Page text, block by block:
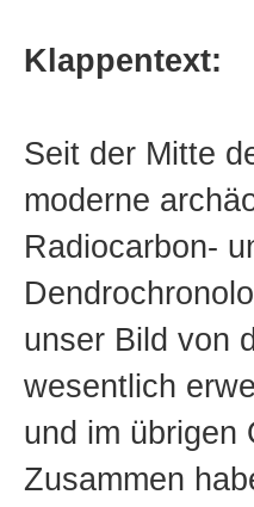
Klappentext:
Seit der Mitte
moderne
Radiocarbon-
unser Bild von
wesentlich
und im übrigen
Zusammen